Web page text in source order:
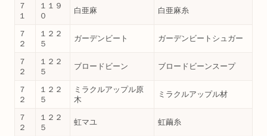
７
１
１１９
０
白亜麻 白亜麻糸
７
２
１２２
５
ガーデンビート ガーデンビートシュガー
７
２
１２２
５
ブロードビーン ブロードビーンスープ
７
２
１２２
５
ミラクルアップル原
木
ミラクルアップル材
７
２
１２２
５
虹マユ 虹繭糸